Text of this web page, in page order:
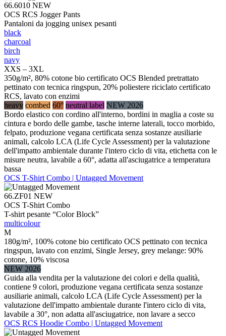
66.6010 NEW
OCS RCS Jogger Pants
Pantaloni da jogging unisex pesanti
black
charcoal
birch
navy
XXS – 3XL
350g/m², 80% cotone bio certificato OCS Blended pretrattato
pettinato con tecnica ringspun, 20% poliestere riciclato certificato
RCS, lavato con enzimi
heavy combed 60° neutral label NEW 2026
Bordo elastico con cordino all'interno, bordini in maglia a coste su
cintura e bordo delle gambe, tasche interne laterali, tocco morbido,
felpato, produzione vegana certificata senza sostanze ausiliarie
animali, calcolo LCA (Life Cycle Assessment) per la valutazione
dell'impatto ambientale durante l'intero ciclo di vita, etichetta con le
misure neutra, lavabile a 60°, adatta all'asciugatrice a temperatura
bassa
OCS T-Shirt Combo | Untagged Movement
66.ZF01 NEW
OCS T-Shirt Combo
T-shirt pesante “Color Block”
multicolour
M
180g/m², 100% cotone bio certificato OCS pettinato con tecnica
ringspun, lavato con enzimi, Single Jersey, grey melange: 90%
cotone, 10% viscosa
NEW 2026
Guida alla vendita per la valutazione dei colori e della qualità,
contiene 9 colori, produzione vegana certificata senza sostanze
ausiliarie animali, calcolo LCA (Life Cycle Assessment) per la
valutazione dell'impatto ambientale durante l'intero ciclo di vita,
lavabile a 30°, non adatta all'asciugatrice, non lavare a secco
OCS RCS Hoodie Combo | Untagged Movement